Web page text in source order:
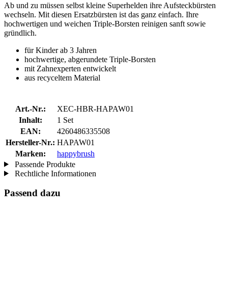
Ab und zu müssen selbst kleine Superhelden ihre Aufsteckbürsten
wechseln. Mit diesen Ersatzbürsten ist das ganz einfach. Ihre
hochwertigen und weichen Triple-Borsten reinigen sanft sowie
gründlich.
für Kinder ab 3 Jahren
hochwertige, abgerundete Triple-Borsten
mit Zahnexperten entwickelt
aus recyceltem Material
Art.-Nr.:
XEC-HBR-HAPAW01
Inhalt:
1 Set
EAN:
4260486335508
Hersteller-Nr.: HAPAW01
Marken:
happybrush
Passende Produkte
Rechtliche Informationen
Passend dazu